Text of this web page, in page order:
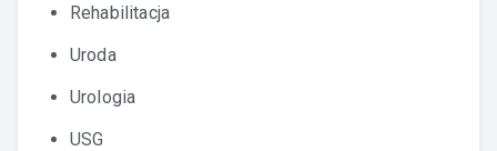
Rehabilitacja
Uroda
Urologia
USG